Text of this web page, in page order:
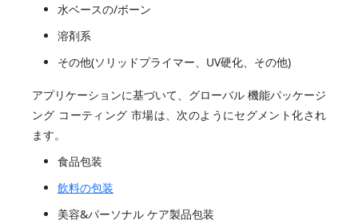
水ベースの/ボーン
溶剤系
その他(ソリッドプライマー、UV硬化、その他)
アプリケーションに基づいて、グローバル 機能パッケージ
ング コーティング 市場は、次のようにセグメント化され
ます。
食品包装
飲料の包装
美容&パーソナル ケア製品包装